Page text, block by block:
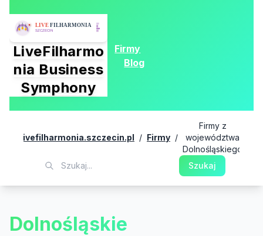
LiveFilharmo
nia Business
Symphony
Firmy
Blog
livefilharmonia.szczecin.pl / Firmy /
Firmy z
województwa
Dolnośląskiego
Szukaj
Dolnośląskie